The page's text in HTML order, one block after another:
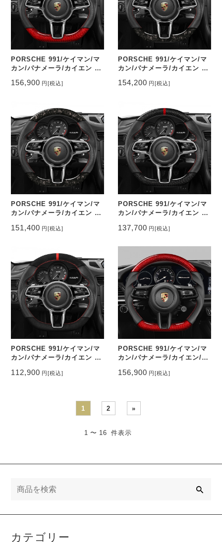
PORSCHE 991/ケイマン/マ
カン/パナメーラ/カイエン ス
パンチングレザー トップマー
156,900 円 [税込]
PORSCHE 991/ケイマン/マ
カン/パナメーラ/カイエン ス
ンチングレザー トップマーク
154,200 円 [税込]
PORSCHE 991/ケイマン/マ
カン/パナメーラ/カイエン ス
ンチングレザー トップマーク
151,400 円[税込]
PORSCHE 991/ケイマン/マ
カン/パナメーラ/カイエン ス
チングレザー トップマーク有
137,700 円[税込]
PORSCHE 991/ケイマン/マ
カン/パナメーラ/カイエン ス
チングレザー トップマーク有
112,900 円[税込]
PORSCHE 991/ケイマン/マ
カン/パナメーラ/カイエン/タ
ーボン&パンチングレザー ト
156,900 円[税込]
1 2 »
1 〜 16 件表示
カテゴリー